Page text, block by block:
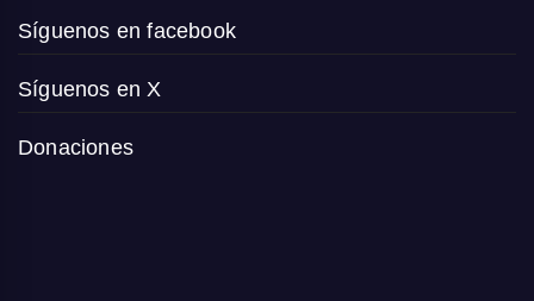
Síguenos en facebook
Síguenos en X
Donaciones